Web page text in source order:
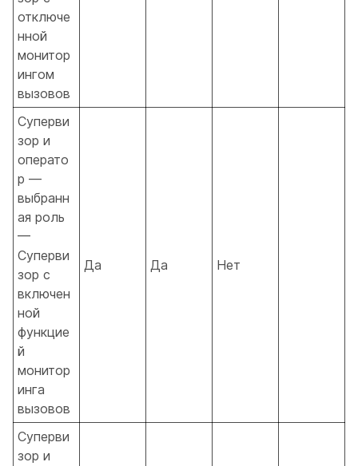
отключе
нной
монитор
ингом
вызовов
Суперви
зор и
операто
р —
выбранн
ая роль
—
Суперви
зор с
включен
ной
функцие
й
монитор
инга
вызовов
Да Да Нет
Суперви
зор и